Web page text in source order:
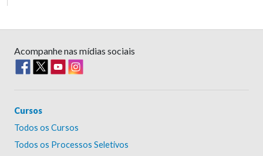
Acompanhe nas mídias sociais
Cursos
Todos os Cursos
Todos os Processos Seletivos